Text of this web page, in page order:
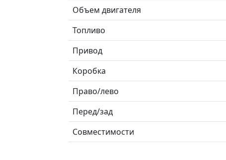
Объем двигателя
Топливо
Привод
Коробка
Право/лево
Перед/зад
Совместимости